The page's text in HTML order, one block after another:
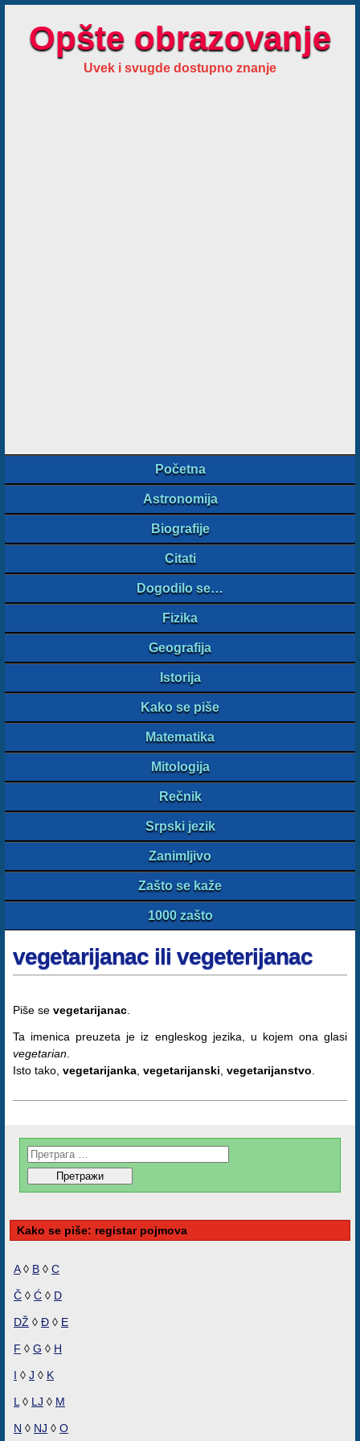
Opšte obrazovanje
Uvek i svugde dostupno znanje
Početna
Astronomija
Biografije
Citati
Dogodilo se…
Fizika
Geografija
Istorija
Kako se piše
Matematika
Mitologija
Rečnik
Srpski jezik
Zanimljivo
Zašto se kaže
1000 zašto
vegetarijanac ili vegeterijanac
Piše se vegetarijanac
Ta imenica preuzeta je iz engleskog jezika, u kojem ona glasi
vegetarian
Isto tako, vegetarijanka vegetarijanski vegetarijanstvo
Kako se piše: registar pojmova
A◊ B ◊ C
Č ◊ Ć ◊ D
DŽ ◊ Đ ◊ E
F ◊ G ◊ H
I ◊ J ◊ K
L ◊ LJ ◊ M
N ◊ NJ ◊ O